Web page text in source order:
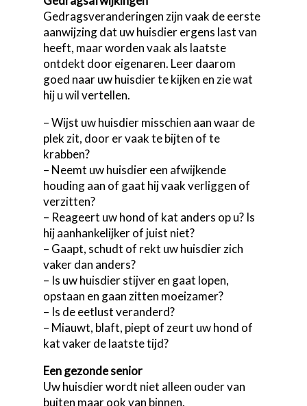
Gedragsveranderingen zijn vaak de eerste
aanwijzing dat uw huisdier ergens last van
heeft, maar worden vaak als laatste
ontdekt door eigenaren. Leer daarom
goed naar uw huisdier te kijken en zie wat
hij u wil vertellen.
– Wijst uw huisdier misschien aan waar de
plek zit, door er vaak te bijten of te
krabben?
– Neemt uw huisdier een afwijkende
houding aan of gaat hij vaak verliggen of
verzitten?
– Reageert uw hond of kat anders op u? Is
hij aanhankelijker of juist niet?
– Gaapt, schudt of rekt uw huisdier zich
vaker dan anders?
– Is uw huisdier stijver en gaat lopen,
opstaan en gaan zitten moeizamer?
– Is de eetlust veranderd?
– Miauwt, blaft, piept of zeurt uw hond of
kat vaker de laatste tijd?
Een gezonde senior
Uw huisdier wordt niet alleen ouder van
buiten maar ook van binnen.